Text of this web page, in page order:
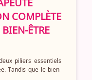
COMPLÈTE
ÊTRE
piliers essentiels
Tandis que le bien-